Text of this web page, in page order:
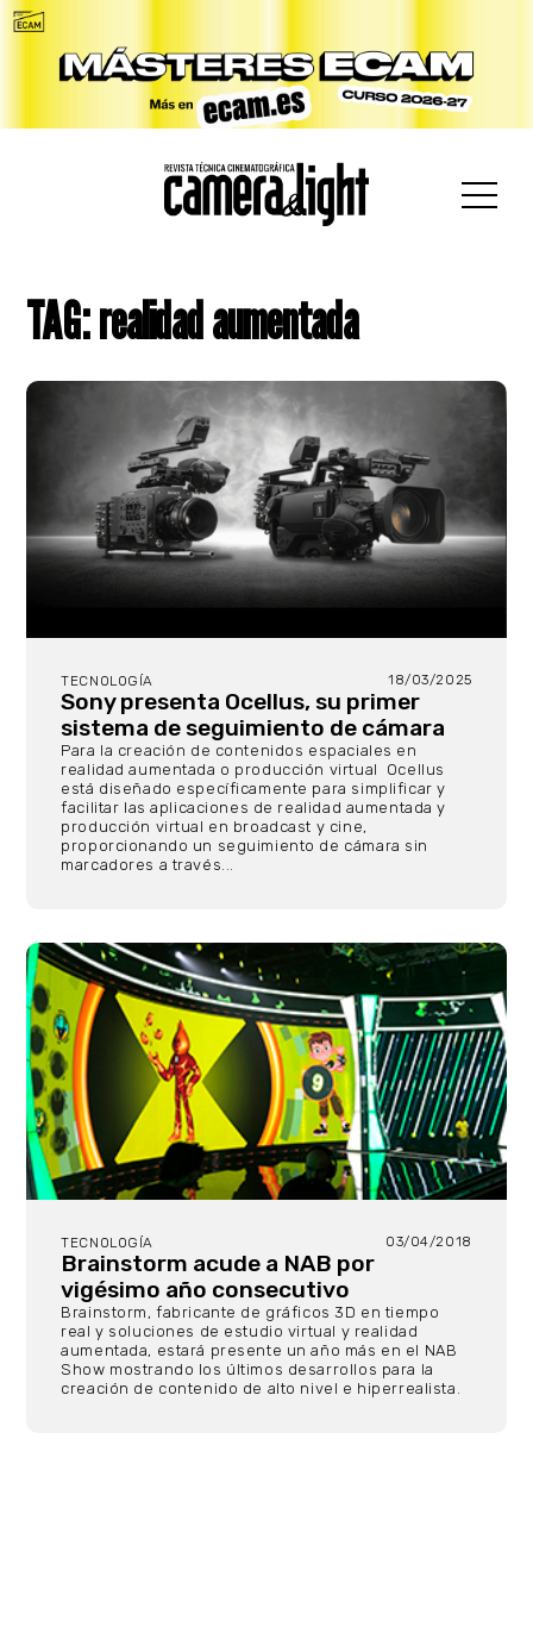
TAG: realidad aumentada
TECNOLOGÍA 18/03/2025
Sony presenta Ocellus, su primer
sistema de seguimiento de cámara
Para la creación de contenidos espaciales en
realidad aumentada o producción virtual Ocellus
está diseñado específicamente para simplificar y
facilitar las aplicaciones de realidad aumentada y
producción virtual en broadcast y cine,
proporcionando un seguimiento de cámara sin
marcadores a través...
TECNOLOGÍA 03/04/2018
Brainstorm acude a NAB por
vigésimo año consecutivo
Brainstorm, fabricante de gráficos 3D en tiempo
real y soluciones de estudio virtual y realidad
aumentada, estará presente un año más en el NAB
Show mostrando los últimos desarrollos para la
creación de contenido de alto nivel e hiperrealista.